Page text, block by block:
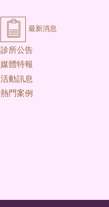
最新消息
診所公告
媒體特報
活動訊息
熱門案例